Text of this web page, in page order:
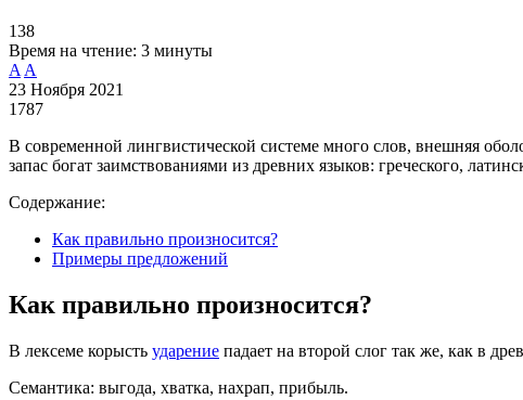
138
Время на чтение: 3 минуты
A A
23 Ноября 2021
1787
В современной лингвистической системе много слов, внешняя
запас богат заимствованиями из древних языков: греческого,
Содержание:
Как правильно произносится?
Примеры предложений
Как правильно произносится?
В лексеме корысть ударение падает на второй слог так же, как в
Семантика: выгода, хватка, нахрап, прибыль.